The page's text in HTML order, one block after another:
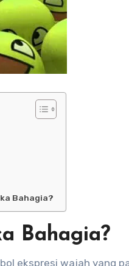
Bahagia?
Bahagia?
ekspresi wajah yang